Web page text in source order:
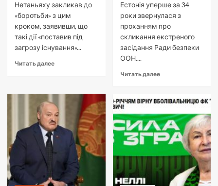
Нетаньяху закликав до
«боротьби» з цим
кроком, заявивши, що
такі дії «поставив під
загрозу існування»...
Читать далее
Естонія уперше за 34
роки звернулася з
проханням про
скликання екстреного
засідання Ради безпеки
ООН....
Читать далее